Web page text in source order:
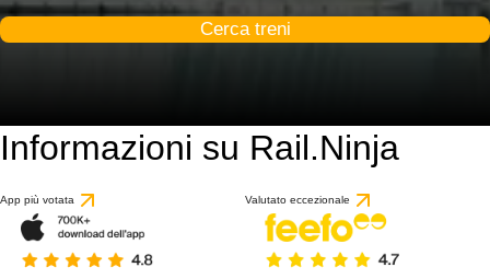
Cerca treni
Informazioni su Rail.Ninja
App più votata Valutato eccezionale
10 / 10
basato su 53